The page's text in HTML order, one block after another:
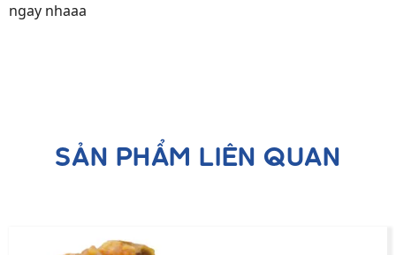
ngay nhaaa
SẢN PHẨM LIÊN QUAN